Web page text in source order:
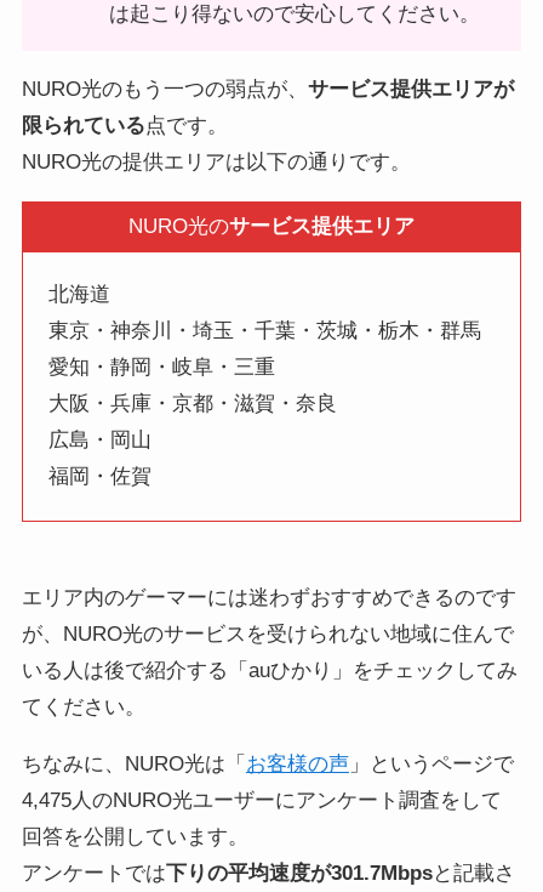
は起こり得ないので安心してください。
NURO光のもう一つの弱点が、 サービス提供エリアが
限られている点です。
NURO光の提供エリアは以下の通りです。
NURO光のサービス提供エリア
北海道
東京・神奈川・埼玉・千葉・茨城・栃木・群馬
愛知・静岡・岐阜・三重
大阪・兵庫・京都・滋賀・奈良
広島・岡山
福岡・佐賀
エリア内のゲーマーには迷わずおすすめできるのです
が、NURO光のサービスを受けられない地域に住んで
いる人は後で紹介する「auひかり」をチェックしてみ
てください。
ちなみに、NURO光は「 お客様の声」というページで
4,475人のNURO光ユーザーにアンケート調査をして
回答を公開しています。
アンケートでは下りの平均速度が301.7Mbpsと記載さ